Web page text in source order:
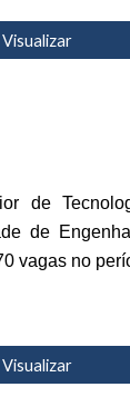
Visualizar
de
de
vagas no
Visualizar